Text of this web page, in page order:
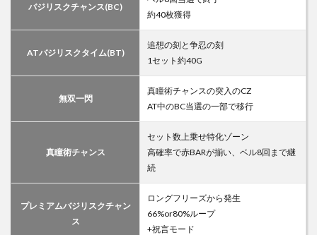
バジリスクチャンス(BC)
約40枚獲得
ATバジリスクタイム(BT)
追想の刻と争忍の刻
1セット約40G
無双一閃
真瞳術チャンスの突入のCZ
AT中のBC当選の一部で移行
真瞳術チャンス
セット数上乗せ特化ゾーン
高確率で赤BARが揃い、ベル8回まで継
続
プレミアムバジリスクチャン
ス
ロングフリーズから発生
66%or80%ループ
+祝言モード